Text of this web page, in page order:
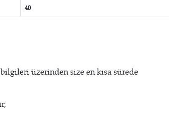
40
üzerinden size en kısa sürede